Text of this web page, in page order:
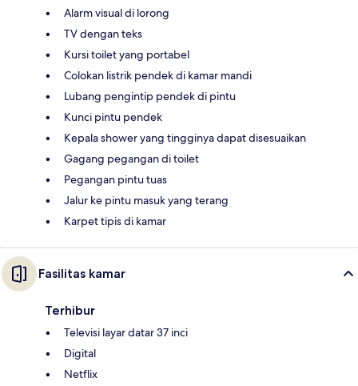
Alarm visual di lorong
TV dengan teks
Kursi toilet yang portabel
Colokan listrik pendek di kamar mandi
Lubang pengintip pendek di pintu
Kunci pintu pendek
Kepala shower yang tingginya dapat disesuaikan
Gagang pegangan di toilet
Pegangan pintu tuas
Jalur ke pintu masuk yang terang
Karpet tipis di kamar
Fasilitas kamar
Terhibur
Televisi layar datar 37 inci
Digital
Netflix